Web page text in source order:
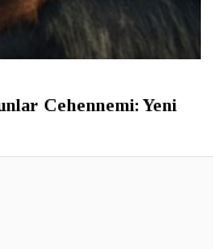
Cehennemi: Yeni